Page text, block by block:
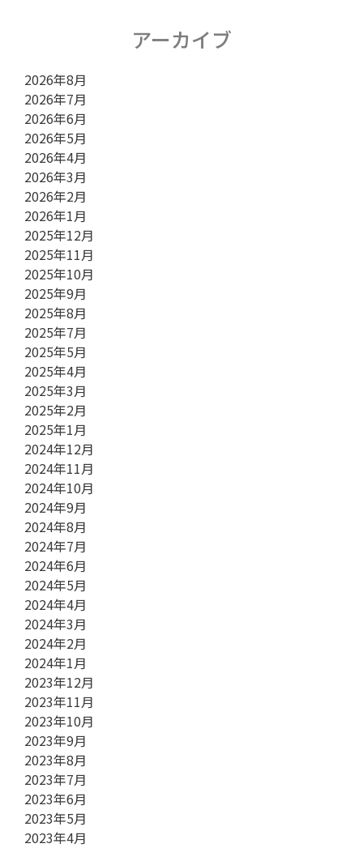
ン
アーカイブ
2026年8月
2026年7月
2026年6月
2026年5月
2026年4月
2026年3月
2026年2月
2026年1月
2025年12月
2025年11月
2025年10月
2025年9月
2025年8月
2025年7月
2025年5月
2025年4月
2025年3月
2025年2月
2025年1月
2024年12月
2024年11月
2024年10月
2024年9月
2024年8月
2024年7月
2024年6月
2024年5月
2024年4月
2024年3月
2024年2月
2024年1月
2023年12月
2023年11月
2023年10月
2023年9月
2023年8月
2023年7月
2023年6月
2023年5月
2023年4月